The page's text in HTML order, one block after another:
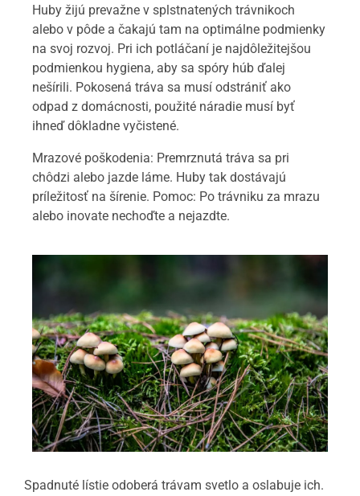
Huby žijú prevažne v splstnatených trávnikoch
alebo v pôde a čakajú tam na optimálne podmienky
na svoj rozvoj. Pri ich potláčaní je najdôležitejšou
podmienkou hygiena, aby sa spóry húb ďalej
nešírili. Pokosená tráva sa musí odstrániť ako
odpad z domácnosti, použité náradie musí byť
ihneď dôkladne vyčistené.
Mrazové poškodenia: Premrznutá tráva sa pri
chôdzi alebo jazde láme. Huby tak dostávajú
príležitosť na šírenie. Pomoc: Po trávniku za mrazu
alebo inovate nechoďte a nejazdte.
Spadnuté lístie odoberá trávam svetlo a oslabuje ich.